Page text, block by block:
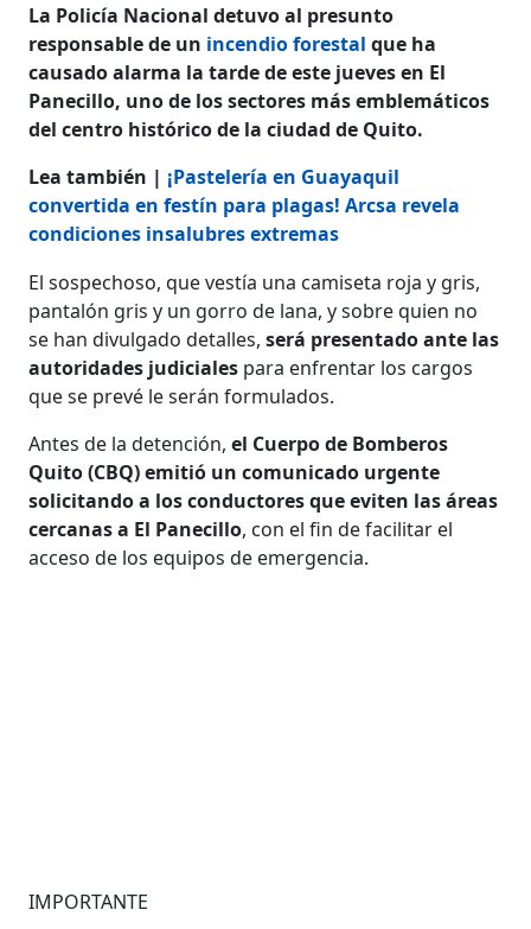
La Policía Nacional detuvo al presunto
responsable de un incendio forestal que ha
causado alarma la tarde de este jueves en El
Panecillo, uno de los sectores más emblemáticos
del centro histórico de la ciudad de Quito.
Lea también | ¡Pastelería en Guayaquil
convertida en festín para plagas! Arcsa revela
condiciones insalubres extremas
El sospechoso, que vestía una camiseta roja y gris,
pantalón gris y un gorro de lana, y sobre quien no
se han divulgado detalles,será presentado ante las
autoridades judiciales para enfrentar los cargos
que se prevé le serán formulados.
Antes de la detención,el Cuerpo de Bomberos
Quito (CBQ) emitió un comunicado urgente
solicitando a los conductores que eviten las áreas
cercanas a El Panecillo, con el fin de facilitar el
acceso de los equipos de emergencia.
IMPORTANTE